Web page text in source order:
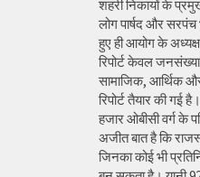
शहरी निकायों के
लोग पार्षद और
हुए ही आयोग के
रिपोर्ट केवल
सामाजिक, आर्थिक
रिपोर्ट तैयार की
हजार ओबीसी वर्ग के
अजीत बात है कि
जिनका कोई भी